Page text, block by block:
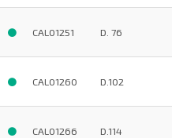
CAL01251 D. 76
CAL01260 D.102
CAL01266 D.114